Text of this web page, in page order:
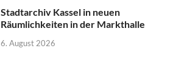
Stadtarchiv Kassel in neuen
Räumlichkeiten in der Markthalle
6. August 2026